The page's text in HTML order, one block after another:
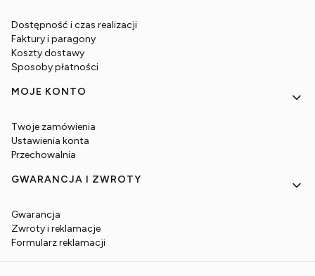
Dostępność i czas realizacji
Faktury i paragony
Koszty dostawy
Sposoby płatności
MOJE KONTO
Twoje zamówienia
Ustawienia konta
Przechowalnia
GWARANCJA I ZWROTY
Gwarancja
Zwroty i reklamacje
Formularz reklamacji